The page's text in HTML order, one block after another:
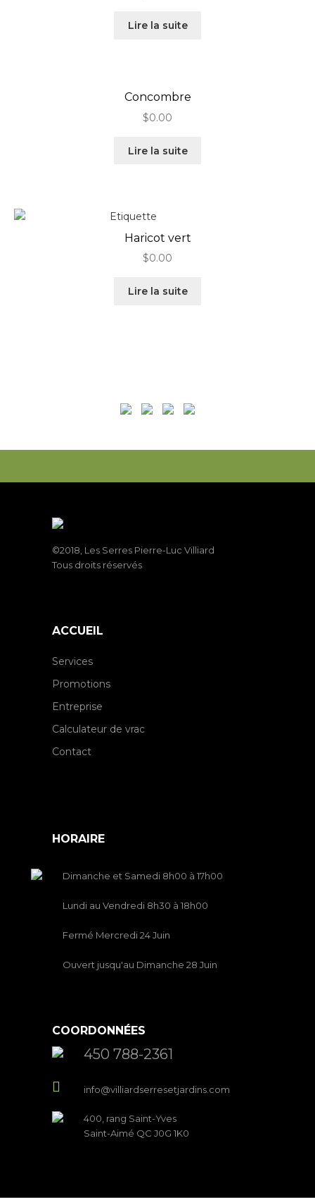
Lire la suite
Concombre
$0.00
Lire la suite
Haricot vert
$0.00
Lire la suite
©2018, Les Serres Pierre-Luc Villiard
Tous droits réservés
ACCUEIL
Services
Promotions
Entreprise
Calculateur de vrac
Contact
HORAIRE
Dimanche et Samedi 8h00 à 17h00
Lundi au Vendredi 8h30 à 18h00
Fermé Mercredi 24 Juin
Ouvert jusqu'au Dimanche 28 Juin
COORDONNÉES
450 788-2361
info@villiardserresetjardins.com
400, rang Saint-Yves
Saint-Aimé QC J0G 1K0